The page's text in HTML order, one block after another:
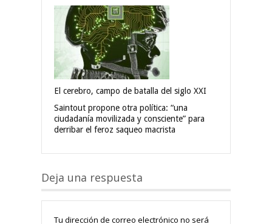
El cerebro, campo de batalla del siglo XXI
Saintout propone otra política: “una
ciudadanía movilizada y consciente” para
derribar el feroz saqueo macrista
Deja una respuesta
Tu dirección de correo electrónico no será